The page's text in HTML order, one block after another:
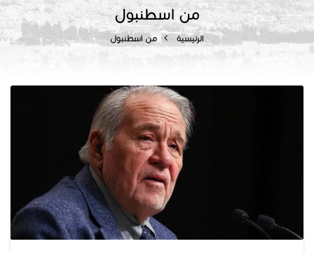
الرئيسية
يحكى أن
من اسطنبول
الرئيسية من اسطنبول